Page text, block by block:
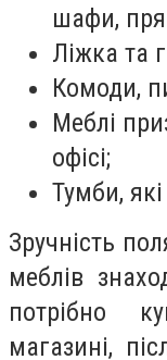
шафи,
Ліжка та
Комоди,
Меблі
офісі;
Тумби,
Зручність
меблів
потрібно
магазині,